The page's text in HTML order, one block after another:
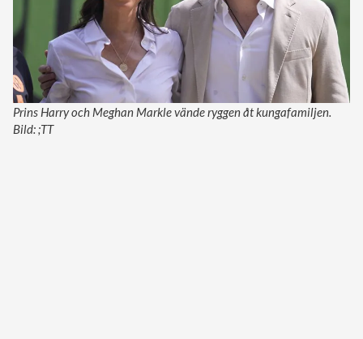
Prins Harry och Meghan Markle vände ryggen åt kungafamiljen.
Bild: ;TT